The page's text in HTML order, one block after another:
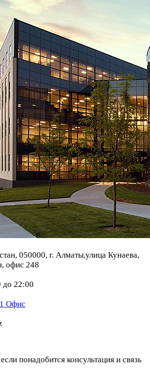
050000, г. Алматы,улица Кунаева,
офис 248
до 22:00
Офис
понадобится консультация и связь